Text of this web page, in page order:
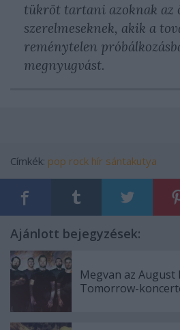
tükröt tartani azoknak az
szerelmeseknek, akik a
reménytelen
megnyugvást.
Címkék: pop rock hír sántakutya
Ajánlott bejegyzések:
Megvan az August
Tomorrow-